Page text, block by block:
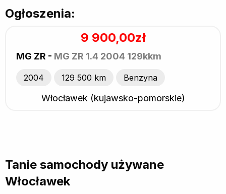
Ogłoszenia:
9 900,00zł
MG ZR - MG ZR 1.4 2004 129kkm
2004 129 500 km Benzyna
Włocławek (kujawsko-pomorskie)
Tanie samochody używane
Włocławek